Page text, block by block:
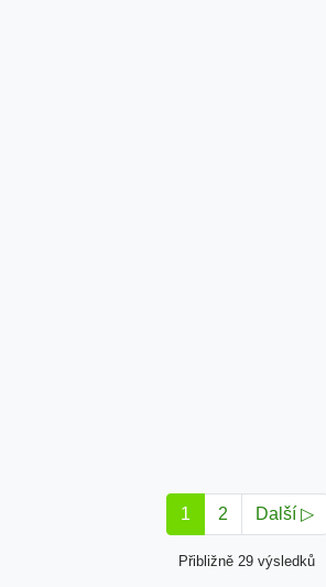
1 2 Další ▷
Přibližně 29 výsledků